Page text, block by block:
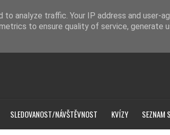
SLEDOVANOST/NÁVŠTĚVNOST KVÍZY SEZNAM
analyze traffic. Your IP address and user-
to ensure quality of service, generate